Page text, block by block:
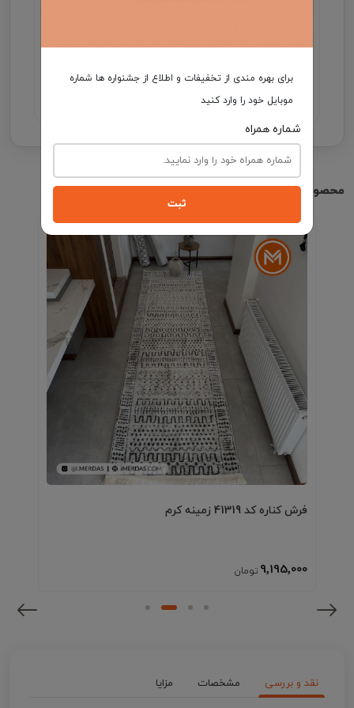
محصولات مشابه
فرش کناره کد 41319 زمینه کرم
9٬195٬000
نقد و بررسی مشخصات مزایا
برای بهره مندی از تخفیفات و اطلاع از جشنواره ها شماره
موبایل خود را وارد کنید
شماره همراه
ثبت